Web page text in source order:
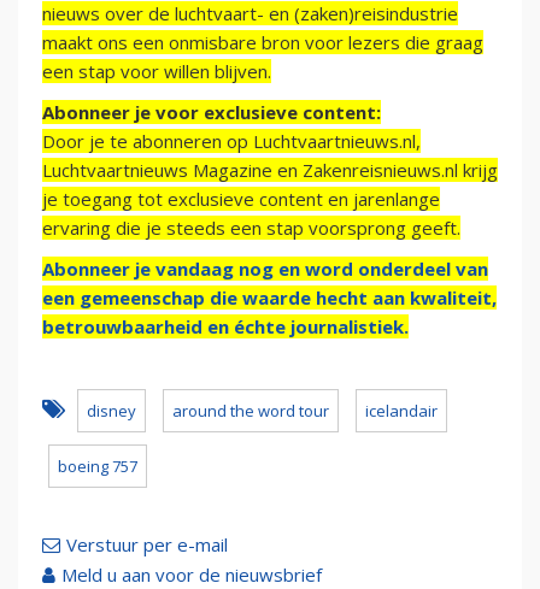
nieuws over de luchtvaart- en (zaken)reisindustrie
maakt ons een onmisbare bron voor lezers die graag
een stap voor willen blijven.
Abonneer je voor exclusieve content:
Door je te abonneren op Luchtvaartnieuws.nl,
Luchtvaartnieuws Magazine en Zakenreisnieuws.nl krijg
je toegang tot exclusieve content en jarenlange
ervaring die je steeds een stap voorsprong geeft.
Abonneer je vandaag nog en word onderdeel van
een gemeenschap die waarde hecht aan kwaliteit,
betrouwbaarheid en échte journalistiek.
disney around the word tour icelandair
boeing 757
Verstuur per e-mail
Meld u aan voor de nieuwsbrief